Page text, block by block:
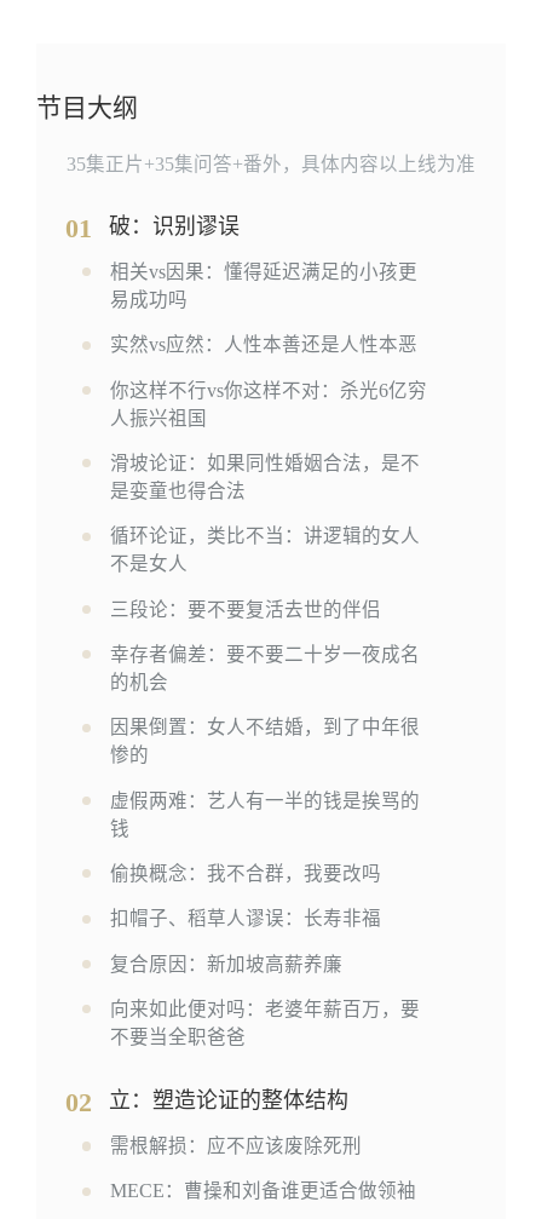
节目大纲
35集正片+35集问答+番外，具体内容以上线为准
01 破：识别谬误
相关vs因果：懂得延迟满足的小孩更
易成功吗
实然vs应然：人性本善还是人性本恶
你这样不行vs你这样不对：杀光6亿穷
人振兴祖国
滑坡论证：如果同性婚姻合法，是不
是娈童也得合法
循环论证，类比不当：讲逻辑的女人
不是女人
三段论：要不要复活去世的伴侣
幸存者偏差：要不要二十岁一夜成名
的机会
因果倒置：女人不结婚，到了中年很
惨的
虚假两难：艺人有一半的钱是挨骂的
钱
偷换概念：我不合群，我要改吗
扣帽子、稻草人谬误：长寿非福
复合原因：新加坡高薪养廉
向来如此便对吗：老婆年薪百万，要
不要当全职爸爸
02 立：塑造论证的整体结构
需根解损：应不应该废除死刑
MECE：曹操和刘备谁更适合做领袖